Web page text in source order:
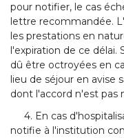
pour notifier, le cas
lettre recommandée.
les prestations en
l'expiration de ce
dû être octroyées en
lieu de séjour en avise
dont l'accord n'est pas
4. En cas
notifie à l'institution